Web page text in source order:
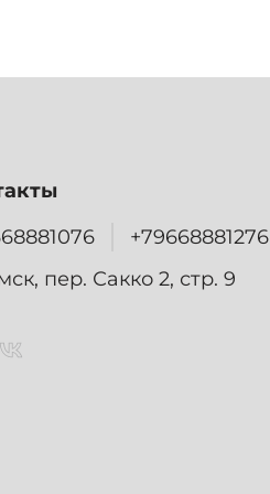
+79668881276
пер. Сакко 2, стр. 9